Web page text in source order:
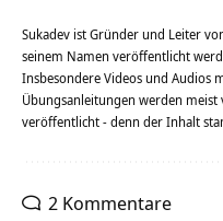
Sukadev ist Gründer und Leiter
seinem Namen veröffentlicht
Insbesondere Videos und Audios
Übungsanleitungen werden
veröffentlicht - denn der Inhalt
2 Kommentare